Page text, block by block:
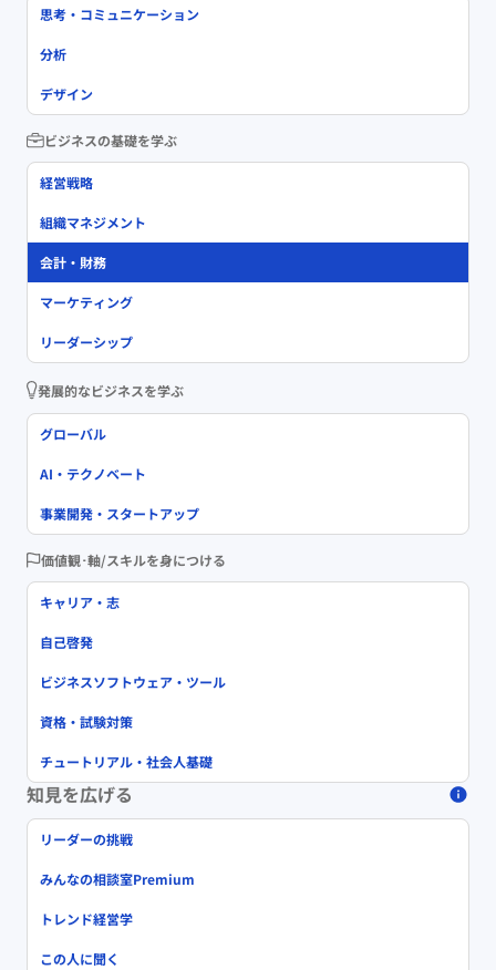
思考・コミュニケーション
分析
デザイン
ビジネスの基礎を学ぶ
経営戦略
組織マネジメント
会計・財務
マーケティング
リーダーシップ
発展的なビジネスを学ぶ
グローバル
AI・テクノベート
事業開発・スタートアップ
価値観･軸/スキルを身につける
キャリア・志
自己啓発
ビジネスソフトウェア・ツール
資格・試験対策
チュートリアル・社会人基礎
知見を広げる
リーダーの挑戦
みんなの相談室Premium
トレンド経営学
この人に聞く